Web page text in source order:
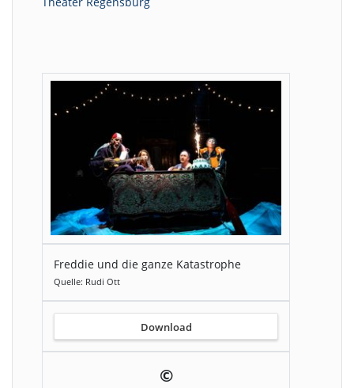
Freddie und die ganze Katastrophe
Quelle: Rudi Ott
Download
©